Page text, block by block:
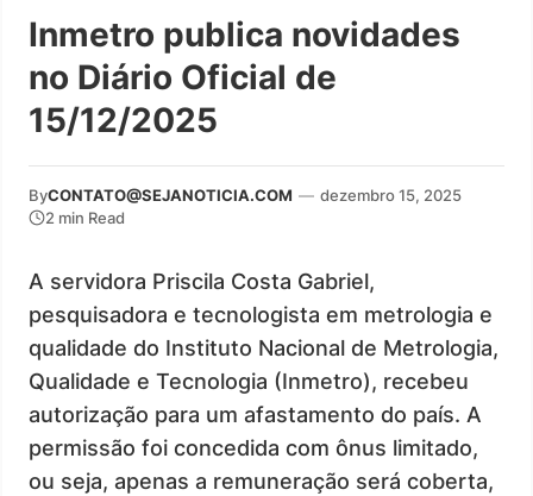
Inmetro publica novidades
no Diário Oficial de
15/12/2025
ByCONTATO@SEJANOTICIA.COM — dezembro 15, 2025
2 min Read
A servidora Priscila Costa Gabriel,
pesquisadora e tecnologista em metrologia e
qualidade do Instituto Nacional de Metrologia,
Qualidade e Tecnologia (Inmetro), recebeu
autorização para um afastamento do país. A
permissão foi concedida com ônus limitado,
ou seja, apenas a remuneração será coberta,